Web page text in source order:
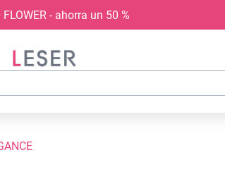
- ahorra un 50 %